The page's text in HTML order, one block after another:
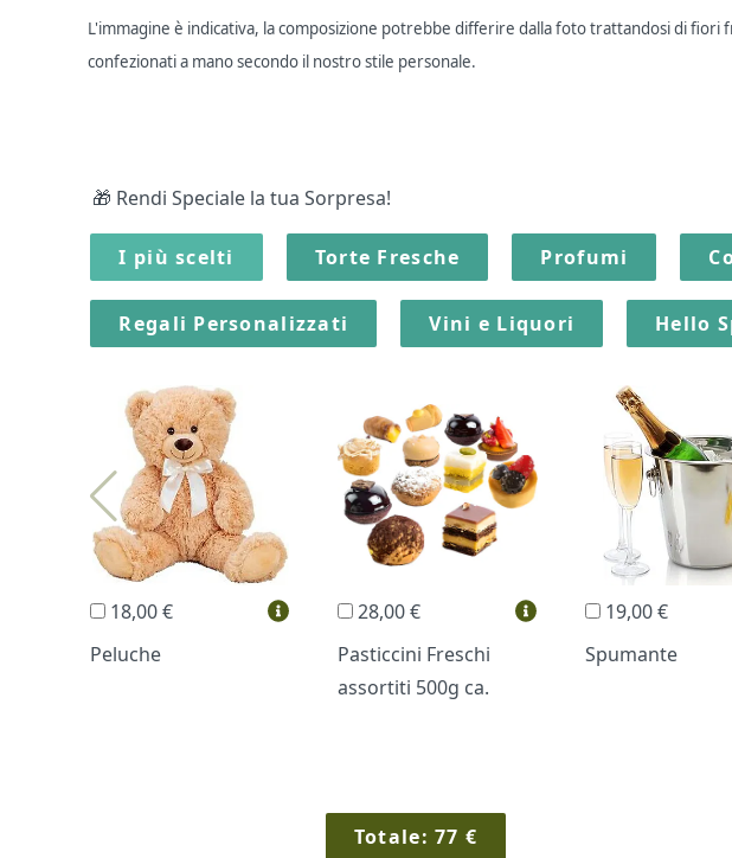
L'immagine è indicativa, la composizione potrebbe differire dalla foto trattandosi di fiori
confezionati a mano secondo il nostro stile personale.
🎁 Rendi Speciale la tua Sorpresa!
I più scelti Torte Fresche Profumi
Regali Personalizzati Vini e Liquori Hello
18,00 €
Peluche
28,00 €
Pasticcini Freschi
assortiti 500g ca.
19,00 €
Spumante
Totale:77 €